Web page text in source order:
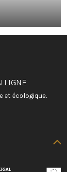
LIGNE
écologique.